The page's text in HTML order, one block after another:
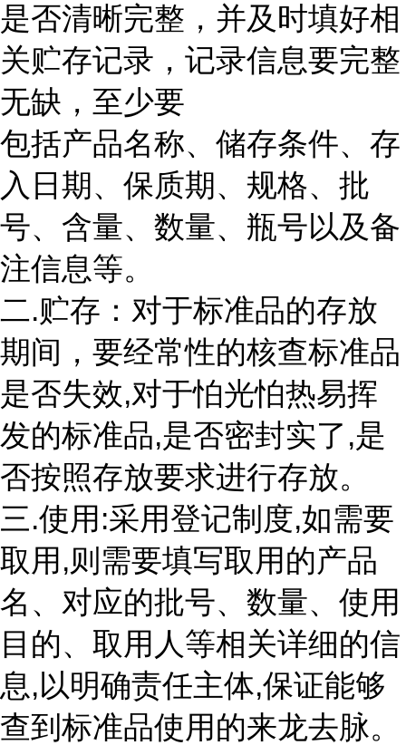
是否清晰完整，并及时填好相
关贮存记录，记录信息要完整
无缺，至少要
包括产品名称、储存条件、存
入日期、保质期、规格、批
号、含量、数量、瓶号以及备
注信息等。
二.贮存：对于标准品的存放
期间，要经常性的核查标准品
是否失效,对于怕光怕热易挥
发的标准品,是否密封实了,是
否按照存放要求进行存放。
三.使用:采用登记制度,如需要
取用,则需要填写取用的产品
名、对应的批号、数量、使用
目的、取用人等相关详细的信
息,以明确责任主体,保证能够
查到标准品使用的来龙去脉。